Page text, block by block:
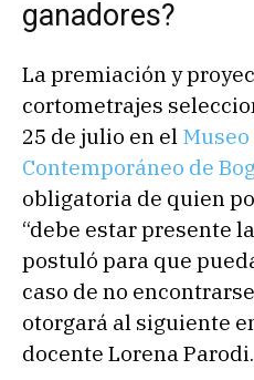
ganadores?
La premiación y
cortometrajes
25 de julio en el
Contemporáneo de
obligatoria de quien
“debe estar presente
postuló para que
caso de no
otorgará al siguiente
docente Lorena Parodi.